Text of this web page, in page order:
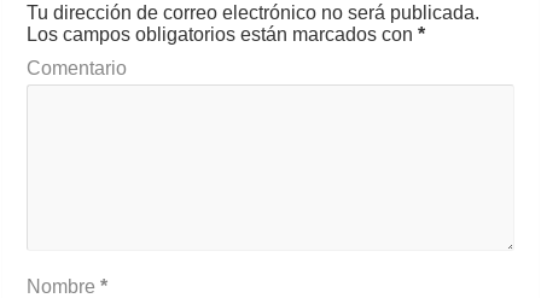
Tu dirección de correo electrónico no será publicada.
Los campos obligatorios están marcados con*
Comentario
Nombre*